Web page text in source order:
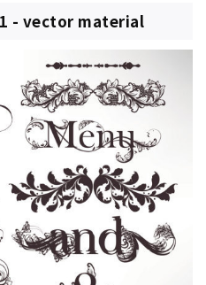
- vector material